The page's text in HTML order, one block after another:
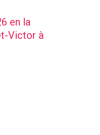
en la
Victor à